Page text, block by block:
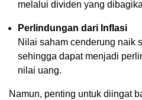
melalui dividen yang
Perlindungan dari Inflasi
Nilai saham cenderung naik
sehingga dapat menjadi
nilai uang.
Namun, penting untuk diingat